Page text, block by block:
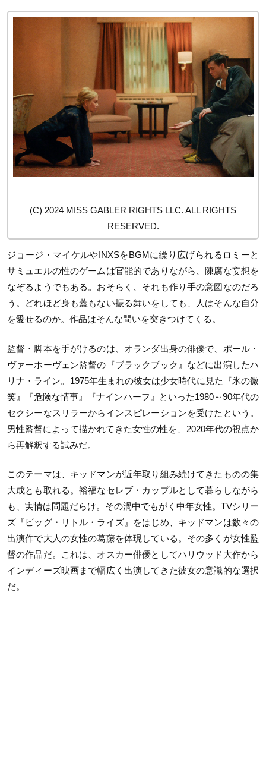
(C) 2024 MISS GABLER RIGHTS LLC. ALL RIGHTS
RESERVED.
ジョージ・マイケルやINXSをBGMに繰り広げられるロミーと
サミュエルの性のゲームは官能的でありながら、陳腐な妄想を
なぞるようでもある。おそらく、それも作り手の意図なのだろ
う。どれほど身も蓋もない振る舞いをしても、人はそんな自分
を愛せるのか。作品はそんな問いを突きつけてくる。
監督・脚本を手がけるのは、オランダ出身の俳優で、ポール・
ヴァーホーヴェン監督の『ブラックブック』などに出演したハ
リナ・ライン。1975年生まれの彼女は少女時代に見た『氷の微
笑』『危険な情事』『ナインハーフ』といった1980～90年代の
セクシーなスリラーからインスピレーションを受けたという。
男性監督によって描かれてきた女性の性を、2020年代の視点か
ら再解釈する試みだ。
このテーマは、キッドマンが近年取り組み続けてきたものの集
大成とも取れる。裕福なセレブ・カップルとして暮らしながら
も、実情は問題だらけ。その渦中でもがく中年女性。TVシリー
ズ『ビッグ・リトル・ライズ』をはじめ、キッドマンは数々の
出演作で大人の女性の葛藤を体現している。その多くが女性監
督の作品だ。これは、オスカー俳優としてハリウッド大作から
インディーズ映画まで幅広く出演してきた彼女の意識的な選択
だ。